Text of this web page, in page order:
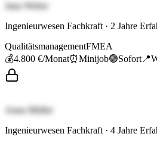
Jana Weber
Ingenieurwesen Fachkraft · 2 Jahre
QualitätsmanagementFMEA
💰4.800 €/Monat⏰Minijob🟢Sofort 📍
Anna Müller
Ingenieurwesen Fachkraft · 4 Jahre